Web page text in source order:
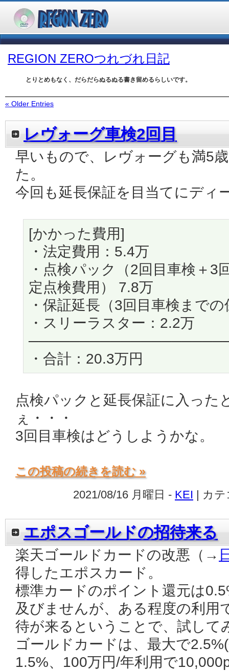
REGION ZEROつれづれ日記
とりとめもなく、だらだらぬるぬる書き留めるらしいです。
« Older Entries
レヴォーグ車検2回目
早いもので、レヴォーグも満5
た。
今回も延長保証を目当てにディ
[かかった費用]
・法定費用：5.4万
・点検パック（2回目車検＋3
定点検費用） 7.8万
・保証延長（3回目車検まで
・スリーラスター：2.2万
・合計：20.3万円
点検パックと延長保証に入った
ぇ・・・
3回目車検はどうしようかな。
この投稿の続きを読む »
2021/08/16 月曜日 - KEI | カ
エポスゴールドの招待来る
楽天ゴールドカードの改悪（→
得したエポスカード。
標準カードのポイント還元は
及びませんが、ある程度の利用
待が来るということで、試して
ゴールドカードは、最大で
1.5%、100万円/年利用で